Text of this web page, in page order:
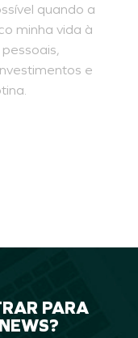
quando a
minha vida à
e
PARA